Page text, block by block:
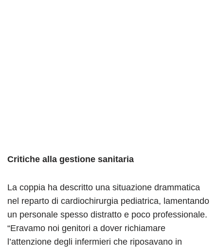
Critiche alla gestione sanitaria
La coppia ha descritto una situazione drammatica
nel reparto di cardiochirurgia pediatrica, lamentando
un personale spesso distratto e poco professionale.
“Eravamo noi genitori a dover richiamare
l’attenzione degli infermieri che riposavano in